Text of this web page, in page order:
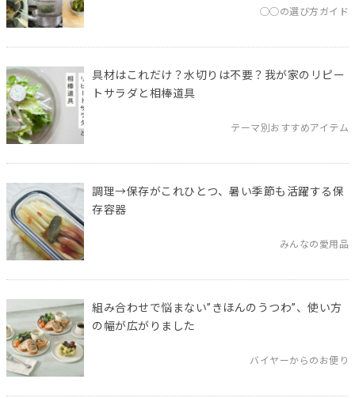
◯◯の選び方ガイド
具材はこれだけ？水切りは不要？我が家のリピー
トサラダと相棒道具
テーマ別おすすめアイテム
調理→保存がこれひとつ、暑い季節も活躍する保
存容器
みんなの愛用品
組み合わせで悩まない”きほんのうつわ”、使い方
の幅が広がりました
バイヤーからのお便り